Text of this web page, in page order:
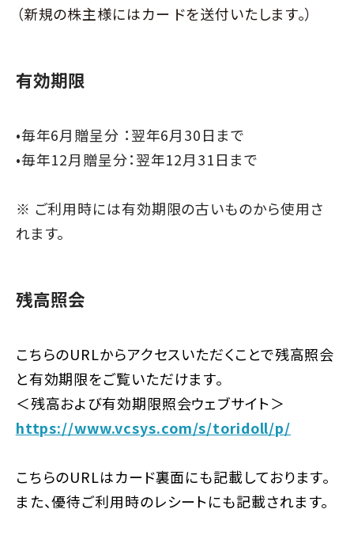
（新規の株主様にはカー ドを送付いたします。）
有効期限
•毎年6月贈呈分 ：翌年6月30日まで
•毎年12月贈呈分：翌年12月31日まで
※ ご利用時には有効期限の古いものから使用さ
れます。
残高照会
こちらのURLからアクセスいただくことで残高照会
と有効期限をご覧いただけます。
＜残高および有効期限照会ウェブサイト＞
https://www.vcsys.com/s/toridoll/p/
こちらのURLはカード裏面にも記載しております。
また、優待ご利用時のレシートにも記載されます。